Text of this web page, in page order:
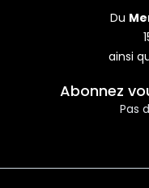
f
Du
ainsi
Abonnez
Pas